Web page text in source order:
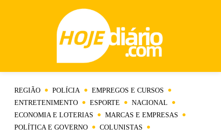
REGIÃO POLÍCIA
EMPREGOS E CURSOS
ENTRETENIMENTO
ESPORTE
NACIONAL
ECONOMIA E LOTERIAS
MARCAS E EMPRESAS
POLÍTICA E GOVERNO
COLUNISTAS